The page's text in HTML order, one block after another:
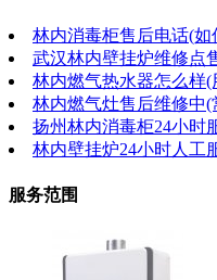
林内消毒柜售后电话(
武汉林内壁挂炉维修点
林内燃气热水器怎么样(
林内燃气灶售后维修中
扬州林内消毒柜24小时
林内壁挂炉24小时人工
服务范围